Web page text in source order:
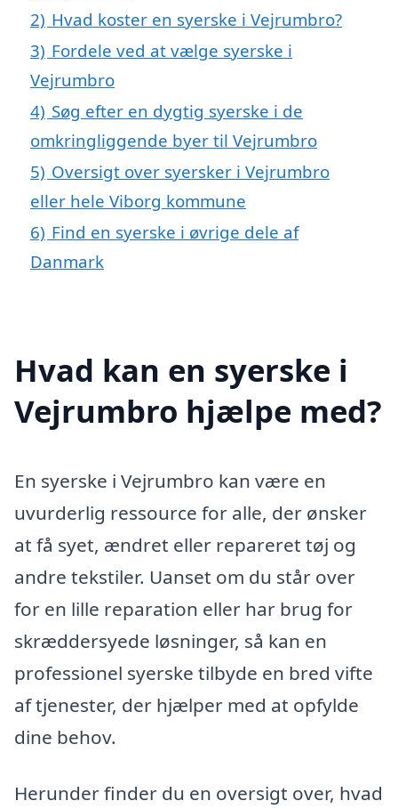
2) Hvad koster en syerske i Vejrumbro?
3) Fordele ved at vælge syerske i
Vejrumbro
4) Søg efter en dygtig syerske i de
omkringliggende byer til Vejrumbro
5) Oversigt over syersker i Vejrumbro
eller hele Viborg kommune
6) Find en syerske i øvrige dele af
Danmark
Hvad kan en syerske i
Vejrumbro hjælpe med?
En syerske i Vejrumbro kan være en
uvurderlig ressource for alle, der ønsker
at få syet, ændret eller repareret tøj og
andre tekstiler. Uanset om du står over
for en lille reparation eller har brug for
skræddersyede løsninger, så kan en
professionel syerske tilbyde en bred vifte
af tjenester, der hjælper med at opfylde
dine behov.
Herunder finder du en oversigt over, hvad